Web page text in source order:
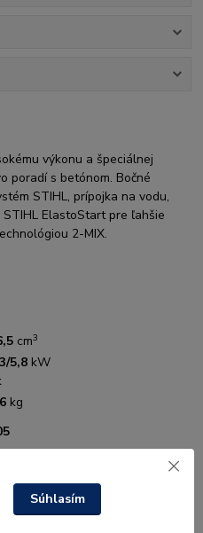
výkonu a špeciálnej
poradí s betónom. Bočné
STIHL, prípojka na vodu,
ElastoStart pre ľahšie
2-MIX.
cm3
5,8 kW
kg
4,0m/s2
Súhlasím